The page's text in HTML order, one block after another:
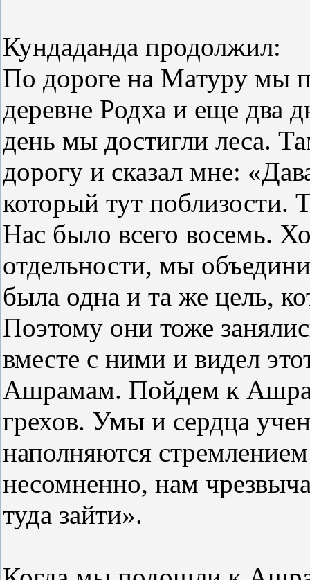
Кундаданда продолжил:
По дороге на Матуру мы
деревне Родха и еще два
день мы достигли леса.
дорогу и сказал мне:
который тут поблизости.
Нас было всего восемь.
отдельности, мы
была одна и та же цель,
Поэтому они тоже
вместе с ними и видел
Ашрамам. Пойдем к
грехов. Умы и сердца
наполняются
несомненно, нам
туда зайти».